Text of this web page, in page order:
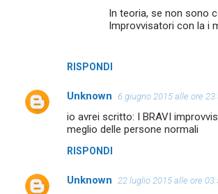
RISPONDI
In teoria, se non sono
Improvvisatori con la i
Unknown 6 giugno 2015 alle ore
io avrei scritto: I BRAVI
meglio delle persone normali
RISPONDI
Unknown 22 luglio 2015 alle ore